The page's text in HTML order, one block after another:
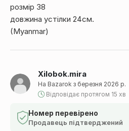
Xilobok.mira
На Bazarok з березня 2026 р.
Відповідає протягом 15 хв
Номер перевірено
Продавець підтверджений
розмір 38
довжина устілки 24см.
(Myanmar)